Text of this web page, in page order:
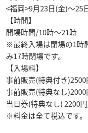
<福岡>9月23日(金)〜25
【時間】
開場時間/10時〜21時
※最終入場は閉場の1時
み17時閉場です。
【入場料】
事前販売(特典付き
事前販売(特典なし
当日券(特典なし) 2200
※料金は全て税込です